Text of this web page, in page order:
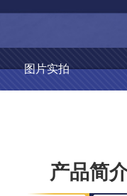
图片实拍
产品简